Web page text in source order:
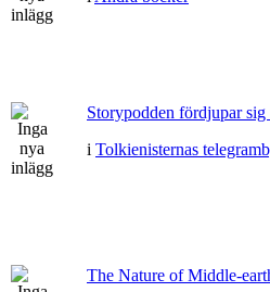
Storypodden fördjupar
i Tolkienisternas
The Nature of Middle-